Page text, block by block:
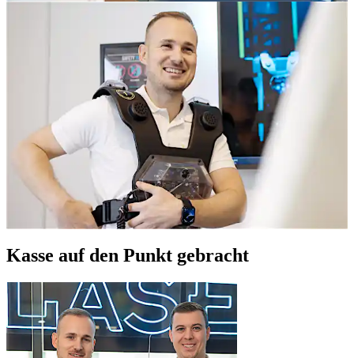
Kasse auf den Punkt gebracht